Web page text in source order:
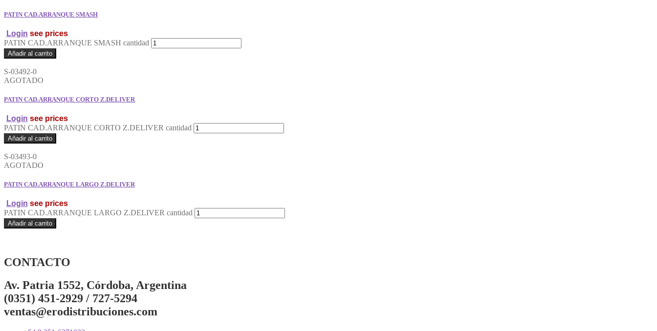
PATIN CAD.ARRANQUE SMASH
Login see prices
PATIN CAD.ARRANQUE SMASH cantidad
Añadir al carrito
S-03492-0
AGOTADO
PATIN CAD.ARRANQUE CORTO Z.DELIVER
Login see prices
PATIN CAD.ARRANQUE CORTO Z.DELIVER cantidad
Añadir al carrito
S-03493-0
AGOTADO
PATIN CAD.ARRANQUE LARGO Z.DELIVER
Login see prices
PATIN CAD.ARRANQUE LARGO Z.DELIVER cantidad
Añadir al carrito
CONTACTO
Av. Patria 1552, Córdoba, Argentina
(0351) 451-2929 / 727-5294
ventas@erodistribuciones.com